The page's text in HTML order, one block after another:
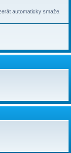
automaticky smaže.